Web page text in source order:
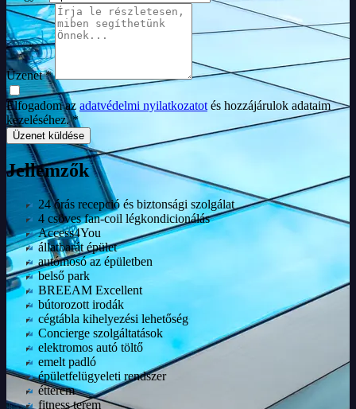
Üzenet *
Elfogadom az adatvédelmi nyilatkozatot és hozzájárulok adataim
kezeléséhez. *
Üzenet küldése
Jellemzők
24 órás recepció és biztonsági szolgálat
4 csöves fan-coil légkondicionálás
Access4You
állatbarát épület
autómosó az épületben
belső park
BREEAM Excellent
bútorozott irodák
cégtábla kihelyezési lehetőség
Concierge szolgáltatások
elektromos autó töltő
emelt padló
épületfelügyeleti rendszer
étterem
fitness terem